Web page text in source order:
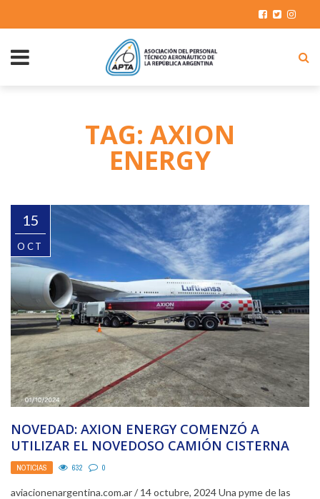
TAG: AXION
ENERGY
15
OCT
NOVEDAD: AXION ENERGY COMENZÓ A
UTILIZAR EL NOVEDOSO CAMIÓN CISTERNA
“DANES” DE FABRICACIÓN NACIONAL, EQUIPO
...
NOTICIAS 632 0
aviacionenargentina.com.ar / 14 octubre, 2024 Una pyme de las